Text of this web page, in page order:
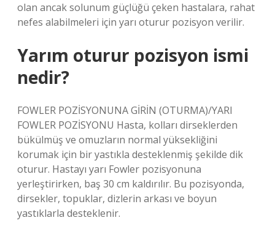
olan ancak solunum güçlüğü çeken hastalara, rahat
nefes alabilmeleri için yarı oturur pozisyon verilir.
Yarım oturur pozisyon ismi
nedir?
FOWLER POZİSYONUNA GİRİN (OTURMA)/YARI
FOWLER POZİSYONU Hasta, kolları dirseklerden
bükülmüş ve omuzların normal yüksekliğini
korumak için bir yastıkla desteklenmiş şekilde dik
oturur. Hastayı yarı Fowler pozisyonuna
yerleştirirken, baş 30 cm kaldırılır. Bu pozisyonda,
dirsekler, topuklar, dizlerin arkası ve boyun
yastıklarla desteklenir.